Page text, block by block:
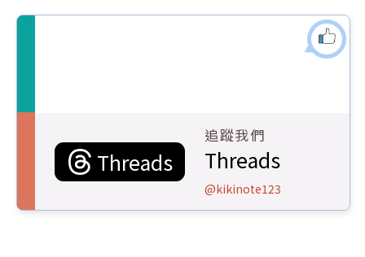
Threads
追蹤我們
Threads
@kikinote123